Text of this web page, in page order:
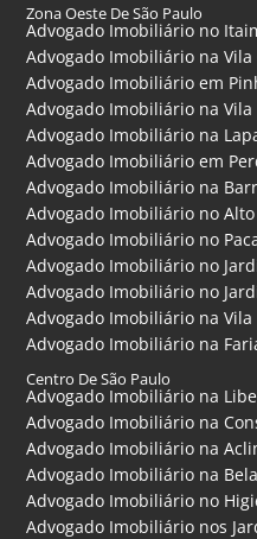
Zona Oeste De São Paulo
Advogado Imobiliário no
Advogado Imobiliário na
Advogado Imobiliário em
Advogado Imobiliário na
Advogado Imobiliário na
Advogado Imobiliário em
Advogado Imobiliário na
Advogado Imobiliário no
Advogado Imobiliário no
Advogado Imobiliário no
Advogado Imobiliário no
Advogado Imobiliário na Vila
Advogado Imobiliário na
Centro De São Paulo
Advogado Imobiliário na
Advogado Imobiliário na
Advogado Imobiliário na
Advogado Imobiliário na
Advogado Imobiliário no
Advogado Imobiliário nos